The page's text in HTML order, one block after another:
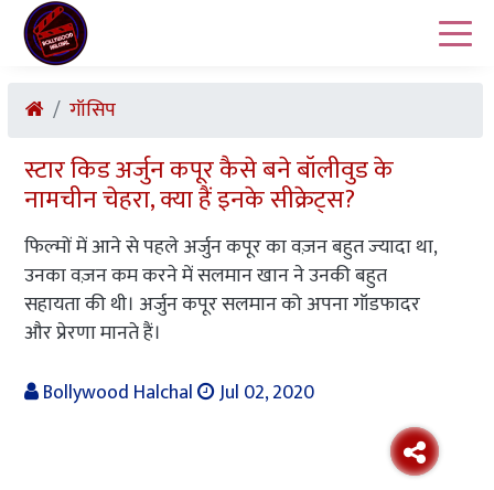
गॉसिप
स्टार किड अर्जुन कपूर कैसे बने बॉलीवुड के
नामचीन चेहरा, क्या हैं इनके सीक्रेट्स?
फिल्‍मों में आने से पहले अर्जुन कपूर का वज़न बहुत ज्‍यादा था,
उनका वज़न कम करने में सलमान खान ने उनकी बहुत
सहायता की थी। अर्जुन कपूर सलमान को अपना गॉडफादर
और प्रेरणा मानते हैं।
Bollywood Halchal
Jul 02, 2020